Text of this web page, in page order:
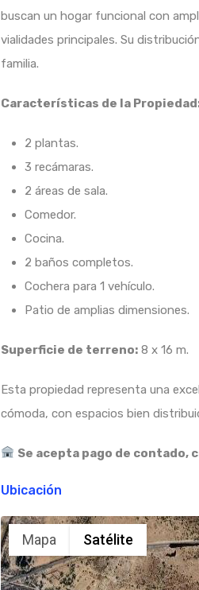
buscan un hogar funcional con
vialidades principales. Su
familia.
Características de la
2 plantas.
3 recámaras.
2 áreas de sala.
Comedor.
Cocina.
2 baños completos.
Cochera para 1 vehículo.
Patio de amplias dimensiones.
Superficie de terreno: 8 x 16 m.
Esta propiedad representa una
cómoda, con espacios bien
Se acepta pago de
Ubicación
Mapa Satélite